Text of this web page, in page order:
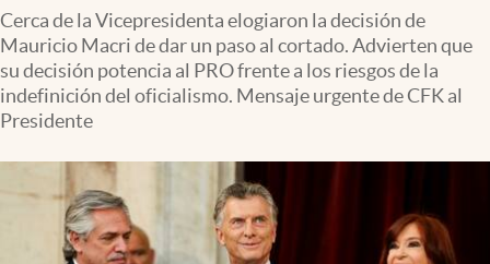
Apertura
Infotechnology
Clase
Mundial 2026
Eventos Corporativos
Cerca de la Vicepresidenta elogiaron la decisión de
Mauricio Macri de dar un paso al cortado. Advierten que
su decisión potencia al PRO frente a los riesgos de la
indefinición del oficialismo. Mensaje urgente de CFK al
Presidente